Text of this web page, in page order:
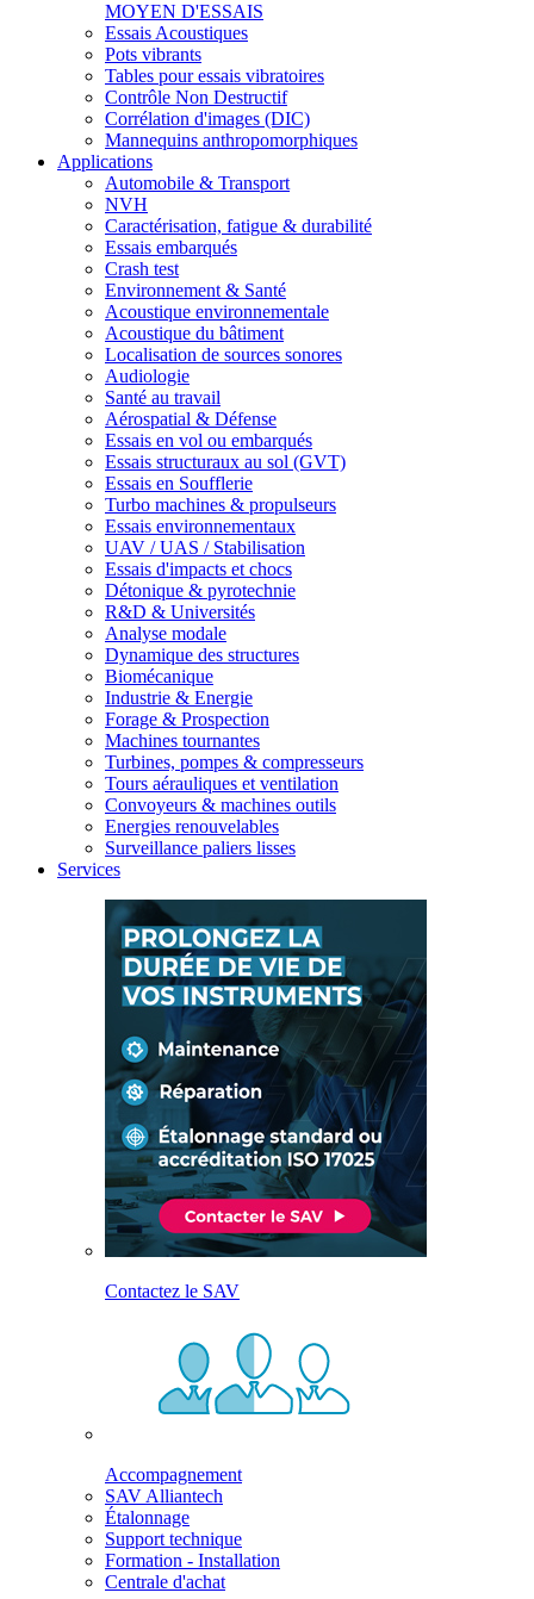
MOYEN D'ESSAIS
Essais Acoustiques
Pots vibrants
Tables pour essais vibratoires
Contrôle Non Destructif
Corrélation d'images (DIC)
Mannequins anthropomorphiques
Applications
Automobile & Transport
NVH
Caractérisation, fatigue & durabilité
Essais embarqués
Crash test
Environnement & Santé
Acoustique environnementale
Acoustique du bâtiment
Localisation de sources sonores
Audiologie
Santé au travail
Aérospatial & Défense
Essais en vol ou embarqués
Essais structuraux au sol (GVT)
Essais en Soufflerie
Turbo machines & propulseurs
Essais environnementaux
UAV / UAS / Stabilisation
Essais d'impacts et chocs
Détonique & pyrotechnie
R&D & Universités
Analyse modale
Dynamique des structures
Biomécanique
Industrie & Energie
Forage & Prospection
Machines tournantes
Turbines, pompes & compresseurs
Tours aérauliques et ventilation
Convoyeurs & machines outils
Energies renouvelables
Surveillance paliers lisses
Services
Contactez le SAV
Accompagnement
SAV Alliantech
Étalonnage
Support technique
Formation - Installation
Centrale d'achat